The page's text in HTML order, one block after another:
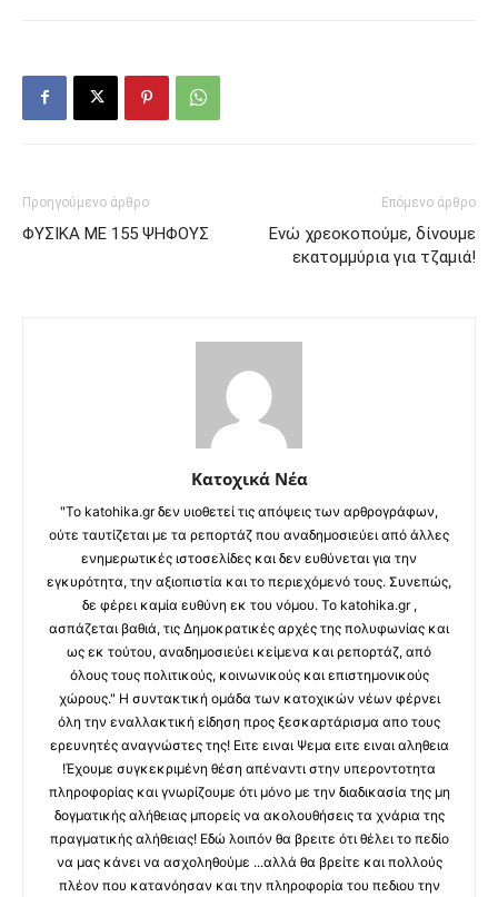
Προηγούμενο άρθρο
ΦΥΣΙΚΑ ΜΕ 155 ΨΗΦΟΥΣ
Επόμενο άρθρο
Eνώ χρεοκοπούμε, δίνουμε
εκατομμύρια για τζαμιά!
Κατοχικά Νέα
"Το katohika.gr δεν υιοθετεί τις απόψεις των αρθρογράφων,
ούτε ταυτίζεται με τα ρεπορτάζ που αναδημοσιεύει από άλλες
ενημερωτικές ιστοσελίδες και δεν ευθύνεται για την
εγκυρότητα, την αξιοπιστία και το περιεχόμενό τους. Συνεπώς,
δε φέρει καμία ευθύνη εκ του νόμου. Το katohika.gr ,
ασπάζεται βαθιά, τις Δημοκρατικές αρχές της πολυφωνίας και
ως εκ τούτου, αναδημοσιεύει κείμενα και ρεπορτάζ, από
όλους τους πολιτικούς, κοινωνικούς και επιστημονικούς
χώρους." Η συντακτική ομάδα των κατοχικών νέων φέρνει
όλη την εναλλακτική είδηση προς ξεσκαρτάρισμα απο τους
ερευνητές αναγνώστες της! Ειτε ειναι Ψεμα ειτε ειναι αληθεια
!Έχουμε συγκεκριμένη θέση απέναντι στην υπεροντοτητα
πληροφορίας και γνωρίζουμε ότι μόνο με την διαδικασία της μη
δογματικής αλήθειας μπορείς να ακολουθήσεις τα χνάρια της
πραγματικής αλήθειας! Εδώ λοιπόν θα βρειτε ότι θέλει το πεδίο
να μας κάνει να ασχοληθούμε ...αλλά θα βρείτε και πολλούς
πλέον που κατανόησαν και την πληροφορία του πεδιου την